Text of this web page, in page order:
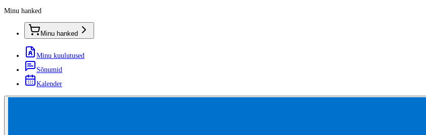
Minu hanked
Minu hanked
Minu kuulutused
Sõnumid
Kalender